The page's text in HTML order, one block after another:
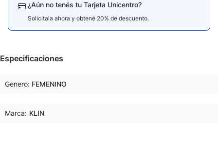
¿Aún no tenés tu Tarjeta Unicentro?
Solicitala ahora y obtené 20% de descuento.
Especificaciones
Genero FEMENINO
Marca: KLIN